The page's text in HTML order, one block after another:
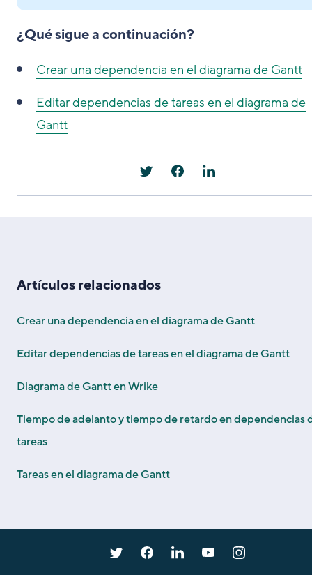
¿Qué sigue a continuación?
Crear una dependencia en el diagrama de Gantt
Editar dependencias de tareas en el diagrama de
Gantt
Artículos relacionados
Crear una dependencia en el diagrama de Gantt
Editar dependencias de tareas en el diagrama de Gantt
Diagrama de Gantt en Wrike
Tiempo de adelanto y tiempo de retardo en dependencias
tareas
Tareas en el diagrama de Gantt